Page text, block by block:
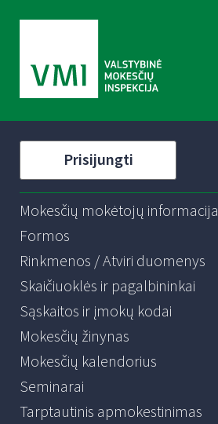
Prisijungti
Mokesčių mokėtojų informacija
Formos
Rinkmenos / Atviri duomenys
Skaičiuoklės ir pagalbininkai
Sąskaitos ir įmokų kodai
Mokesčių žinynas
Mokesčių kalendorius
Seminarai
Tarptautinis apmokestinimas